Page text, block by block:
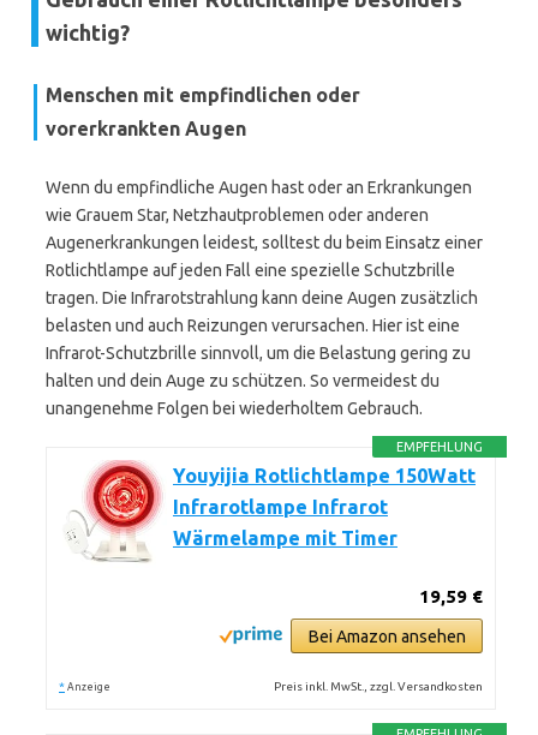
wichtig?
Menschen mit empfindlichen oder
vorerkrankten Augen
Wenn du empfindliche Augen hast oder an Erkrankungen
wie Grauem Star, Netzhautproblemen oder anderen
Augenerkrankungen leidest, solltest du beim Einsatz einer
Rotlichtlampe auf jeden Fall eine spezielle Schutzbrille
tragen. Die Infrarotstrahlung kann deine Augen zusätzlich
belasten und auch Reizungen verursachen. Hier ist eine
Infrarot-Schutzbrille sinnvoll, um die Belastung gering zu
halten und dein Auge zu schützen. So vermeidest du
unangenehme Folgen bei wiederholtem Gebrauch.
EMPFEHLUNG
Youyijia Rotlichtlampe 150Watt
Infrarotlampe Infrarot
Wärmelampe mit Timer
19,59 €
Bei Amazon ansehen
* Anzeige Preis inkl. MwSt., zzgl. Versandkosten